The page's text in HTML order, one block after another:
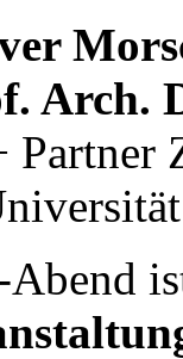
Arch.
Part­ner
Abend